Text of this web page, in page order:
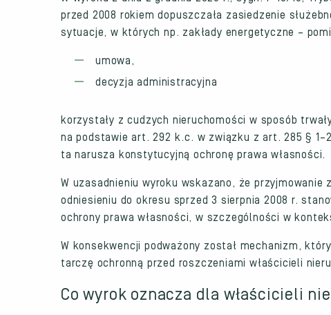
przed 2008 rokiem dopuszczała zasiedzenie
sytuacje, w których np. zakłady energetyczne –
umowa,
decyzja administracyjna
korzystały z cudzych nieruchomości w sposób
na podstawie art. 292 k.c. w związku z art. 285 §
ta narusza konstytucyjną ochronę prawa własności.
W uzasadnieniu wyroku wskazano, że przyjmowanie
odniesieniu do okresu sprzed 3 sierpnia 2008 r.
ochrony prawa własności, w szczególności w
W konsekwencji podważony został mechanizm,
tarczę ochronną przed roszczeniami właścicieli
Co wyrok oznacza dla właścicieli